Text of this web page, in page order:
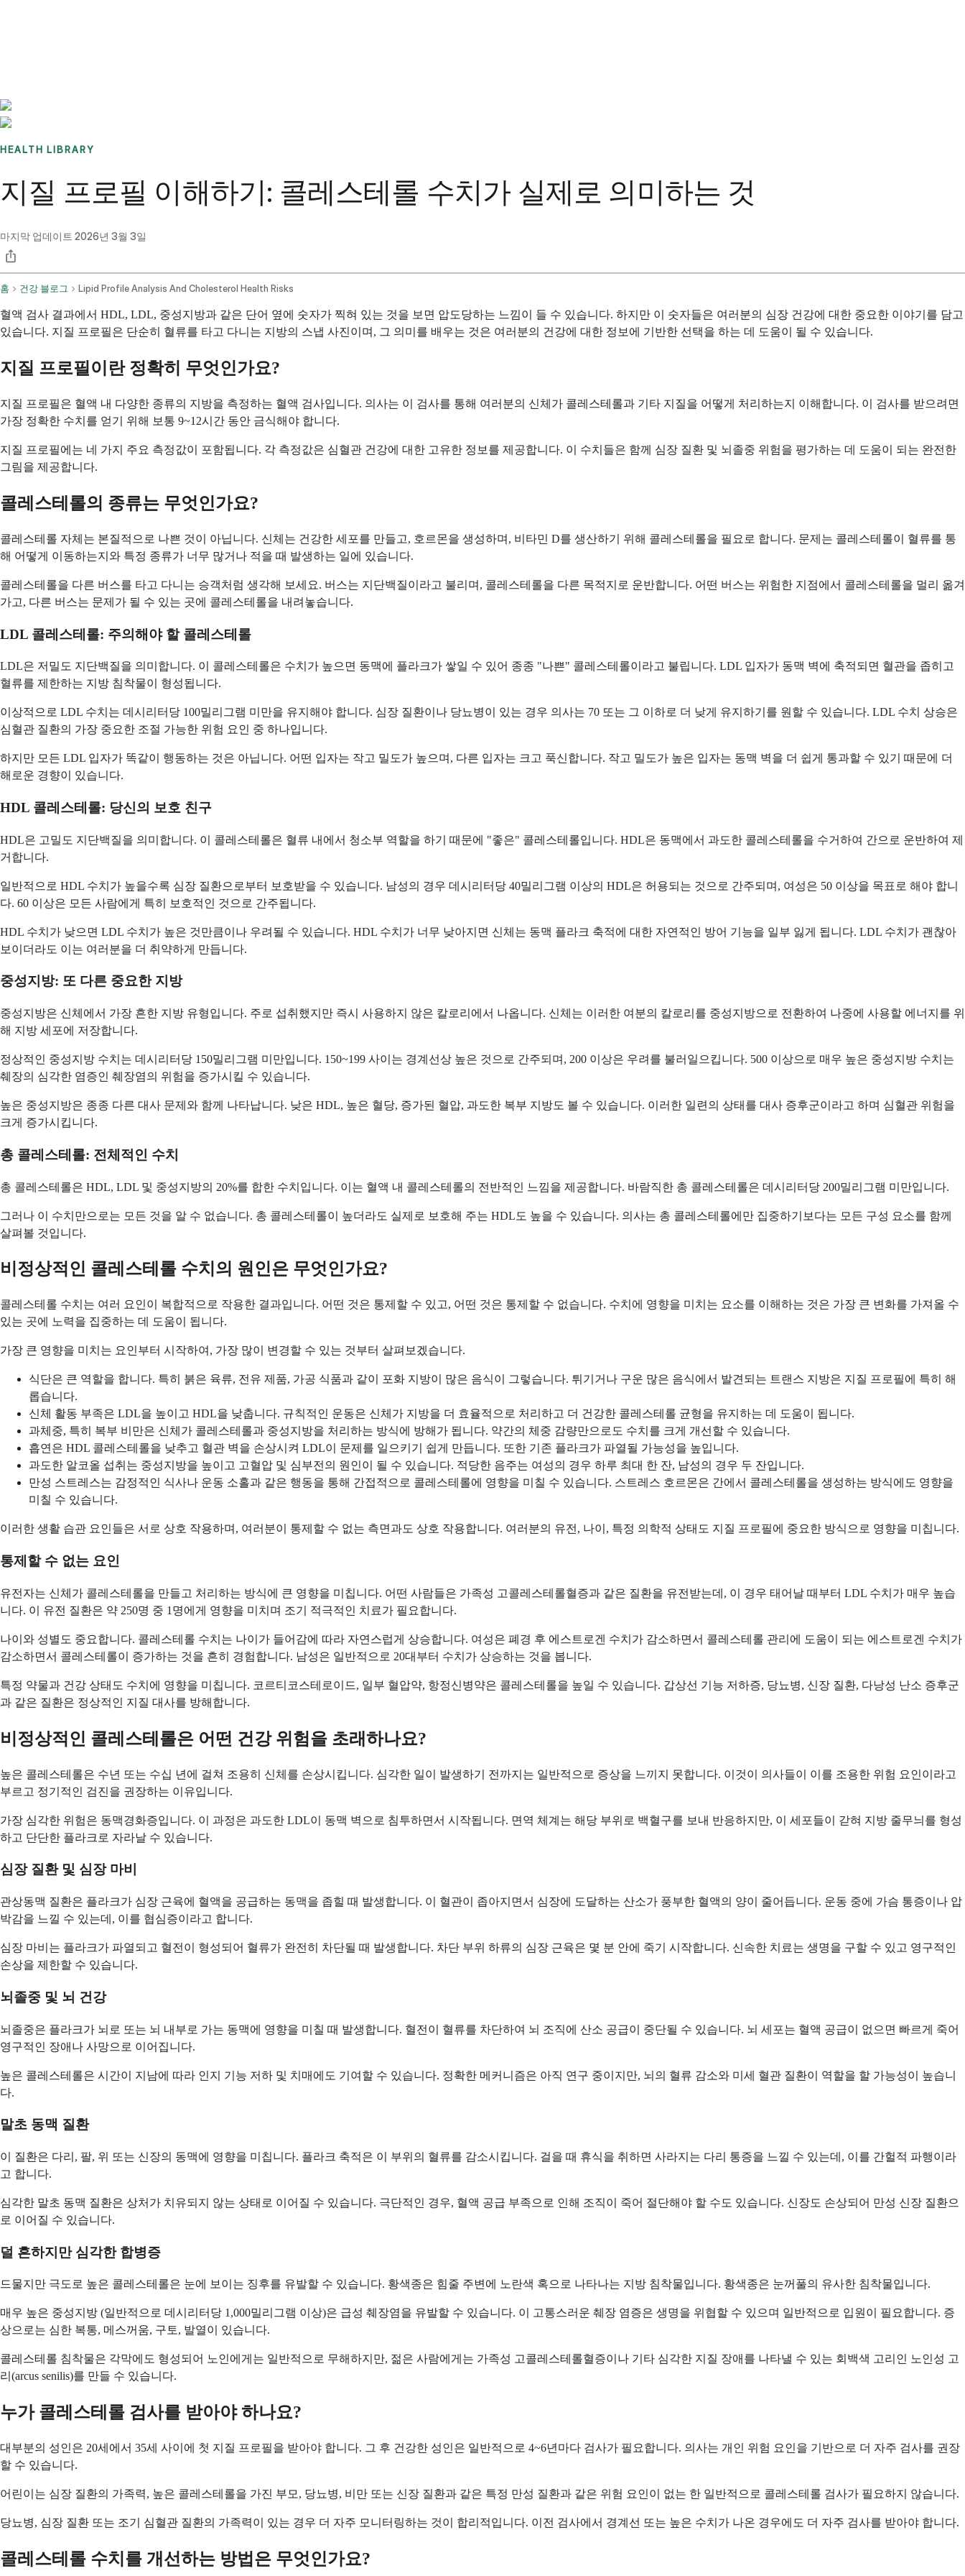
HEALTH LIBRARY
지질 프로필 이해하기: 콜레스테롤 수치가 실제로 의미하는 것
마지막 업데이트 2026년 3월 3일
홈 건강 블로그 Lipid Profile Analysis And Cholesterol Health Risks
혈액 검사 결과에서 HDL, LDL, 중성지방과 같은 단어 옆에 숫자가 찍혀 있는 것을 보면 압도당하는 느낌이 들 수 있습니다. 하지만 이 숫자들은 여러분의 심장 건강에 대한 중요한 이야기를 담고
있습니다. 지질 프로필은 단순히 혈류를 타고 다니는 지방의 스냅 사진이며, 그 의미를 배우는 것은 여러분의 건강에 대한 정보에 기반한 선택을 하는 데 도움이 될 수 있습니다.
지질 프로필이란 정확히 무엇인가요?
지질 프로필은 혈액 내 다양한 종류의 지방을 측정하는 혈액 검사입니다. 의사는 이 검사를 통해 여러분의 신체가 콜레스테롤과 기타 지질을 어떻게 처리하는지 이해합니다. 이 검사를 받으려면
가장 정확한 수치를 얻기 위해 보통 9~12시간 동안 금식해야 합니다.
지질 프로필에는 네 가지 주요 측정값이 포함됩니다. 각 측정값은 심혈관 건강에 대한 고유한 정보를 제공합니다. 이 수치들은 함께 심장 질환 및 뇌졸중 위험을 평가하는 데 도움이 되는 완전한
그림을 제공합니다.
콜레스테롤의 종류는 무엇인가요?
콜레스테롤 자체는 본질적으로 나쁜 것이 아닙니다. 신체는 건강한 세포를 만들고, 호르몬을 생성하며, 비타민 D를 생산하기 위해 콜레스테롤을 필요로 합니다. 문제는 콜레스테롤이 혈류를 통
해 어떻게 이동하는지와 특정 종류가 너무 많거나 적을 때 발생하는 일에 있습니다.
콜레스테롤을 다른 버스를 타고 다니는 승객처럼 생각해 보세요. 버스는 지단백질이라고 불리며, 콜레스테롤을 다른 목적지로 운반합니다. 어떤 버스는 위험한 지점에서 콜레스테롤을 멀리 옮겨
가고, 다른 버스는 문제가 될 수 있는 곳에 콜레스테롤을 내려놓습니다.
LDL 콜레스테롤: 주의해야 할 콜레스테롤
LDL은 저밀도 지단백질을 의미합니다. 이 콜레스테롤은 수치가 높으면 동맥에 플라크가 쌓일 수 있어 종종 "나쁜" 콜레스테롤이라고 불립니다. LDL 입자가 동맥 벽에 축적되면 혈관을 좁히고
혈류를 제한하는 지방 침착물이 형성됩니다.
이상적으로 LDL 수치는 데시리터당 100밀리그램 미만을 유지해야 합니다. 심장 질환이나 당뇨병이 있는 경우 의사는 70 또는 그 이하로 더 낮게 유지하기를 원할 수 있습니다. LDL 수치 상승은
심혈관 질환의 가장 중요한 조절 가능한 위험 요인 중 하나입니다.
하지만 모든 LDL 입자가 똑같이 행동하는 것은 아닙니다. 어떤 입자는 작고 밀도가 높으며, 다른 입자는 크고 푹신합니다. 작고 밀도가 높은 입자는 동맥 벽을 더 쉽게 통과할 수 있기 때문에 더
해로운 경향이 있습니다.
HDL 콜레스테롤: 당신의 보호 친구
HDL은 고밀도 지단백질을 의미합니다. 이 콜레스테롤은 혈류 내에서 청소부 역할을 하기 때문에 "좋은" 콜레스테롤입니다. HDL은 동맥에서 과도한 콜레스테롤을 수거하여 간으로 운반하여 제
거합니다.
일반적으로 HDL 수치가 높을수록 심장 질환으로부터 보호받을 수 있습니다. 남성의 경우 데시리터당 40밀리그램 이상의 HDL은 허용되는 것으로 간주되며, 여성은 50 이상을 목표로 해야 합니
다. 60 이상은 모든 사람에게 특히 보호적인 것으로 간주됩니다.
HDL 수치가 낮으면 LDL 수치가 높은 것만큼이나 우려될 수 있습니다. HDL 수치가 너무 낮아지면 신체는 동맥 플라크 축적에 대한 자연적인 방어 기능을 일부 잃게 됩니다. LDL 수치가 괜찮아
보이더라도 이는 여러분을 더 취약하게 만듭니다.
중성지방: 또 다른 중요한 지방
중성지방은 신체에서 가장 흔한 지방 유형입니다. 주로 섭취했지만 즉시 사용하지 않은 칼로리에서 나옵니다. 신체는 이러한 여분의 칼로리를 중성지방으로 전환하여 나중에 사용할 에너지를 위
해 지방 세포에 저장합니다.
정상적인 중성지방 수치는 데시리터당 150밀리그램 미만입니다. 150~199 사이는 경계선상 높은 것으로 간주되며, 200 이상은 우려를 불러일으킵니다. 500 이상으로 매우 높은 중성지방 수치는
췌장의 심각한 염증인 췌장염의 위험을 증가시킬 수 있습니다.
높은 중성지방은 종종 다른 대사 문제와 함께 나타납니다. 낮은 HDL, 높은 혈당, 증가된 혈압, 과도한 복부 지방도 볼 수 있습니다. 이러한 일련의 상태를 대사 증후군이라고 하며 심혈관 위험을
크게 증가시킵니다.
총 콜레스테롤: 전체적인 수치
총 콜레스테롤은 HDL, LDL 및 중성지방의 20%를 합한 수치입니다. 이는 혈액 내 콜레스테롤의 전반적인 느낌을 제공합니다. 바람직한 총 콜레스테롤은 데시리터당 200밀리그램 미만입니다.
그러나 이 수치만으로는 모든 것을 알 수 없습니다. 총 콜레스테롤이 높더라도 실제로 보호해 주는 HDL도 높을 수 있습니다. 의사는 총 콜레스테롤에만 집중하기보다는 모든 구성 요소를 함께
살펴볼 것입니다.
비정상적인 콜레스테롤 수치의 원인은 무엇인가요?
콜레스테롤 수치는 여러 요인이 복합적으로 작용한 결과입니다. 어떤 것은 통제할 수 있고, 어떤 것은 통제할 수 없습니다. 수치에 영향을 미치는 요소를 이해하는 것은 가장 큰 변화를 가져올 수
있는 곳에 노력을 집중하는 데 도움이 됩니다.
가장 큰 영향을 미치는 요인부터 시작하여, 가장 많이 변경할 수 있는 것부터 살펴보겠습니다.
식단은 큰 역할을 합니다. 특히 붉은 육류, 전유 제품, 가공 식품과 같이 포화 지방이 많은 음식이 그렇습니다. 튀기거나 구운 많은 음식에서 발견되는 트랜스 지방은 지질 프로필에 특히 해
롭습니다.
신체 활동 부족은 LDL을 높이고 HDL을 낮춥니다. 규칙적인 운동은 신체가 지방을 더 효율적으로 처리하고 더 건강한 콜레스테롤 균형을 유지하는 데 도움이 됩니다.
과체중, 특히 복부 비만은 신체가 콜레스테롤과 중성지방을 처리하는 방식에 방해가 됩니다. 약간의 체중 감량만으로도 수치를 크게 개선할 수 있습니다.
흡연은 HDL 콜레스테롤을 낮추고 혈관 벽을 손상시켜 LDL이 문제를 일으키기 쉽게 만듭니다. 또한 기존 플라크가 파열될 가능성을 높입니다.
과도한 알코올 섭취는 중성지방을 높이고 고혈압 및 심부전의 원인이 될 수 있습니다. 적당한 음주는 여성의 경우 하루 최대 한 잔, 남성의 경우 두 잔입니다.
만성 스트레스는 감정적인 식사나 운동 소홀과 같은 행동을 통해 간접적으로 콜레스테롤에 영향을 미칠 수 있습니다. 스트레스 호르몬은 간에서 콜레스테롤을 생성하는 방식에도 영향을
미칠 수 있습니다.
이러한 생활 습관 요인들은 서로 상호 작용하며, 여러분이 통제할 수 없는 측면과도 상호 작용합니다. 여러분의 유전, 나이, 특정 의학적 상태도 지질 프로필에 중요한 방식으로 영향을 미칩니다.
통제할 수 없는 요인
유전자는 신체가 콜레스테롤을 만들고 처리하는 방식에 큰 영향을 미칩니다. 어떤 사람들은 가족성 고콜레스테롤혈증과 같은 질환을 유전받는데, 이 경우 태어날 때부터 LDL 수치가 매우 높습
니다. 이 유전 질환은 약 250명 중 1명에게 영향을 미치며 조기 적극적인 치료가 필요합니다.
나이와 성별도 중요합니다. 콜레스테롤 수치는 나이가 들어감에 따라 자연스럽게 상승합니다. 여성은 폐경 후 에스트로겐 수치가 감소하면서 콜레스테롤 관리에 도움이 되는 에스트로겐 수치가
감소하면서 콜레스테롤이 증가하는 것을 흔히 경험합니다. 남성은 일반적으로 20대부터 수치가 상승하는 것을 봅니다.
특정 약물과 건강 상태도 수치에 영향을 미칩니다. 코르티코스테로이드, 일부 혈압약, 항정신병약은 콜레스테롤을 높일 수 있습니다. 갑상선 기능 저하증, 당뇨병, 신장 질환, 다낭성 난소 증후군
과 같은 질환은 정상적인 지질 대사를 방해합니다.
비정상적인 콜레스테롤은 어떤 건강 위험을 초래하나요?
높은 콜레스테롤은 수년 또는 수십 년에 걸쳐 조용히 신체를 손상시킵니다. 심각한 일이 발생하기 전까지는 일반적으로 증상을 느끼지 못합니다. 이것이 의사들이 이를 조용한 위험 요인이라고
부르고 정기적인 검진을 권장하는 이유입니다.
가장 심각한 위험은 동맥경화증입니다. 이 과정은 과도한 LDL이 동맥 벽으로 침투하면서 시작됩니다. 면역 체계는 해당 부위로 백혈구를 보내 반응하지만, 이 세포들이 갇혀 지방 줄무늬를 형성
하고 단단한 플라크로 자라날 수 있습니다.
심장 질환 및 심장 마비
관상동맥 질환은 플라크가 심장 근육에 혈액을 공급하는 동맥을 좁힐 때 발생합니다. 이 혈관이 좁아지면서 심장에 도달하는 산소가 풍부한 혈액의 양이 줄어듭니다. 운동 중에 가슴 통증이나 압
박감을 느낄 수 있는데, 이를 협심증이라고 합니다.
심장 마비는 플라크가 파열되고 혈전이 형성되어 혈류가 완전히 차단될 때 발생합니다. 차단 부위 하류의 심장 근육은 몇 분 안에 죽기 시작합니다. 신속한 치료는 생명을 구할 수 있고 영구적인
손상을 제한할 수 있습니다.
뇌졸중 및 뇌 건강
뇌졸중은 플라크가 뇌로 또는 뇌 내부로 가는 동맥에 영향을 미칠 때 발생합니다. 혈전이 혈류를 차단하여 뇌 조직에 산소 공급이 중단될 수 있습니다. 뇌 세포는 혈액 공급이 없으면 빠르게 죽어
영구적인 장애나 사망으로 이어집니다.
높은 콜레스테롤은 시간이 지남에 따라 인지 기능 저하 및 치매에도 기여할 수 있습니다. 정확한 메커니즘은 아직 연구 중이지만, 뇌의 혈류 감소와 미세 혈관 질환이 역할을 할 가능성이 높습니
다.
말초 동맥 질환
이 질환은 다리, 팔, 위 또는 신장의 동맥에 영향을 미칩니다. 플라크 축적은 이 부위의 혈류를 감소시킵니다. 걸을 때 휴식을 취하면 사라지는 다리 통증을 느낄 수 있는데, 이를 간헐적 파행이라
고 합니다.
심각한 말초 동맥 질환은 상처가 치유되지 않는 상태로 이어질 수 있습니다. 극단적인 경우, 혈액 공급 부족으로 인해 조직이 죽어 절단해야 할 수도 있습니다. 신장도 손상되어 만성 신장 질환으
로 이어질 수 있습니다.
덜 흔하지만 심각한 합병증
드물지만 극도로 높은 콜레스테롤은 눈에 보이는 징후를 유발할 수 있습니다. 황색종은 힘줄 주변에 노란색 혹으로 나타나는 지방 침착물입니다. 황색종은 눈꺼풀의 유사한 침착물입니다.
매우 높은 중성지방 (일반적으로 데시리터당 1,000밀리그램 이상)은 급성 췌장염을 유발할 수 있습니다. 이 고통스러운 췌장 염증은 생명을 위협할 수 있으며 일반적으로 입원이 필요합니다. 증
상으로는 심한 복통, 메스꺼움, 구토, 발열이 있습니다.
콜레스테롤 침착물은 각막에도 형성되어 노인에게는 일반적으로 무해하지만, 젊은 사람에게는 가족성 고콜레스테롤혈증이나 기타 심각한 지질 장애를 나타낼 수 있는 회백색 고리인 노인성 고
리(arcus senilis)를 만들 수 있습니다.
누가 콜레스테롤 검사를 받아야 하나요?
대부분의 성인은 20세에서 35세 사이에 첫 지질 프로필을 받아야 합니다. 그 후 건강한 성인은 일반적으로 4~6년마다 검사가 필요합니다. 의사는 개인 위험 요인을 기반으로 더 자주 검사를 권장
할 수 있습니다.
어린이는 심장 질환의 가족력, 높은 콜레스테롤을 가진 부모, 당뇨병, 비만 또는 신장 질환과 같은 특정 만성 질환과 같은 위험 요인이 없는 한 일반적으로 콜레스테롤 검사가 필요하지 않습니다.
당뇨병, 심장 질환 또는 조기 심혈관 질환의 가족력이 있는 경우 더 자주 모니터링하는 것이 합리적입니다. 이전 검사에서 경계선 또는 높은 수치가 나온 경우에도 더 자주 검사를 받아야 합니다.
콜레스테롤 수치를 개선하는 방법은 무엇인가요?